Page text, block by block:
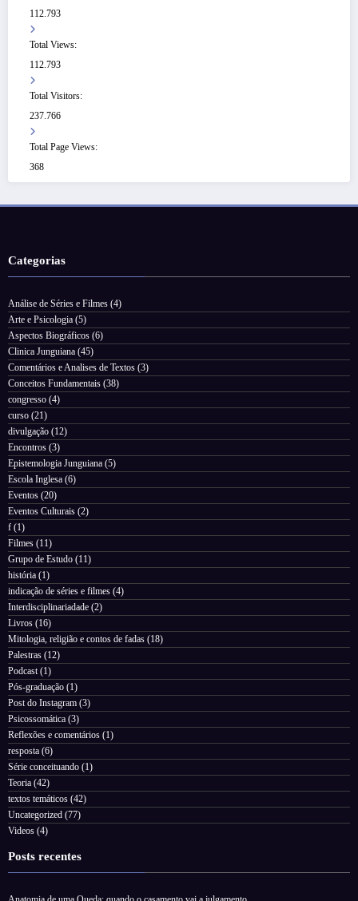
112.793
Total Views:
112.793
Total Visitors:
237.766
Total Page Views:
368
Categorias
Análise de Séries e Filmes (4)
Arte e Psicologia (5)
Aspectos Biográficos (6)
Clinica Junguiana (45)
Comentários e Analises de Textos (3)
Conceitos Fundamentais (38)
congresso (4)
curso (21)
divulgação (12)
Encontros (3)
Epistemologia Junguiana (5)
Escola Inglesa (6)
Eventos (20)
Eventos Culturais (2)
f (1)
Filmes (11)
Grupo de Estudo (11)
história (1)
indicação de séries e filmes (4)
Interdisciplinariadade (2)
Livros (16)
Mitologia, religião e contos de fadas (18)
Palestras (12)
Podcast (1)
Pós-graduação (1)
Post do Instagram (3)
Psicossomática (3)
Reflexões e comentários (1)
resposta (6)
Série conceituando (1)
Teoria (42)
textos temáticos (42)
Uncategorized (77)
Videos (4)
Posts recentes